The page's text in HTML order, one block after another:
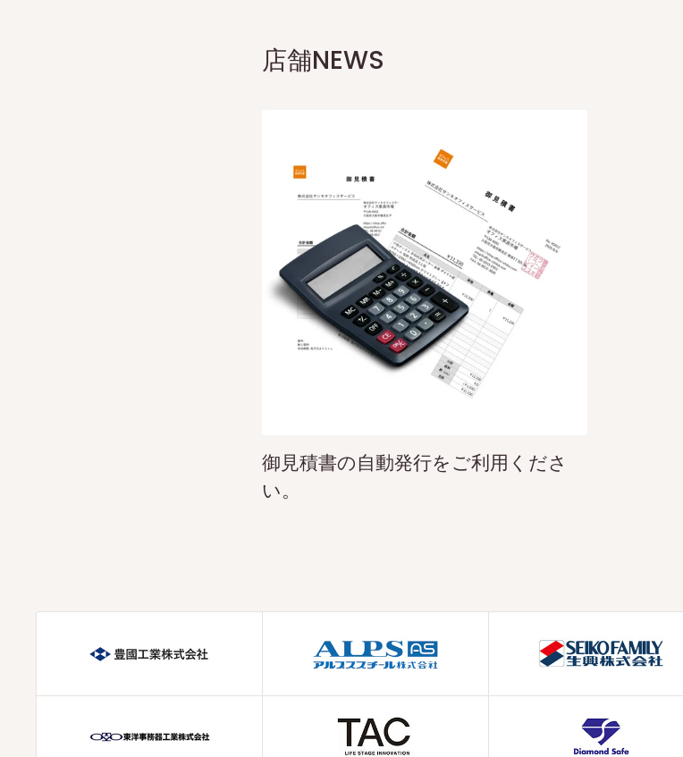
店舗NEWS
御見積書の自動発行をご利用くださ
い。